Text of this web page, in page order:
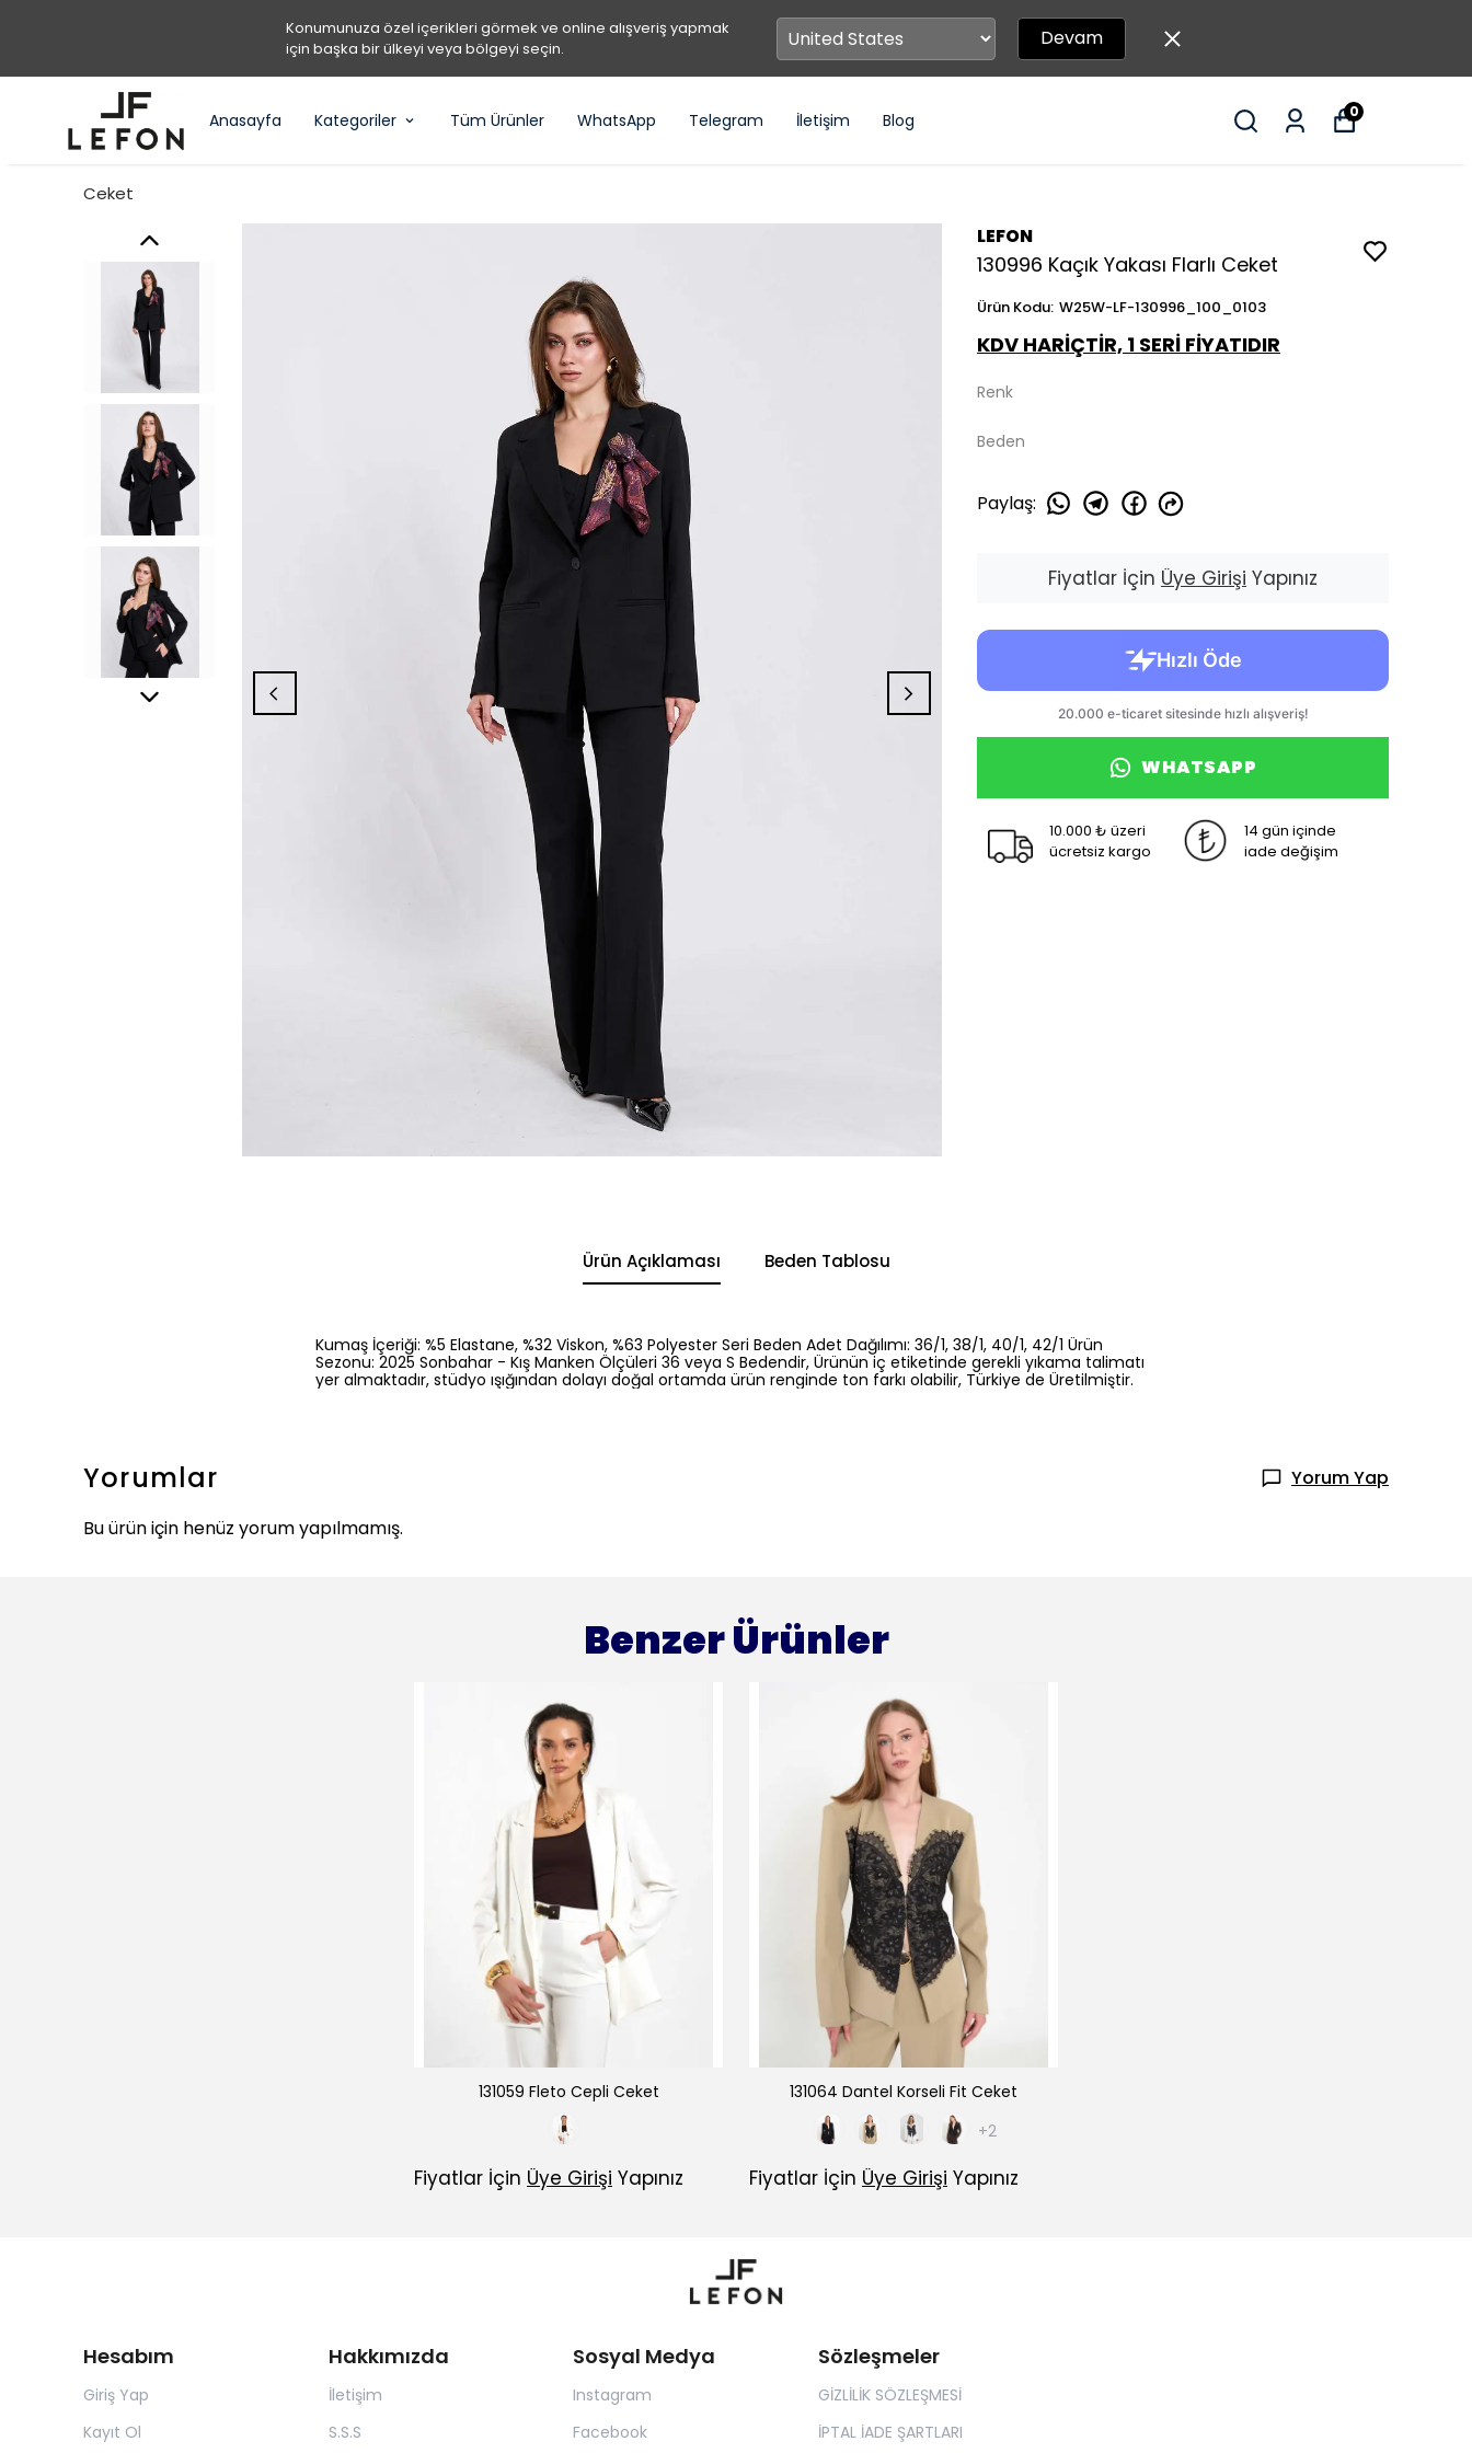
Konumunuza özel içerikleri görmek ve online alışveriş yapmak
için başka bir ülkeyi veya bölgeyi seçin.
Devam
Anasayfa Kategoriler Tüm Ürünler WhatsApp Telegram İletişim Blog 0
Ceket
LEFON
130996 Kaçık Yakası Flarlı Ceket
Ürün Kodu: W25W-LF-130996_100_0103
KDV HARİÇTİR, 1 SERİ FİYATIDIR
Renk
Beden
Paylaş:
Fiyatlar İçin Üye Girişi Yapınız
WHATSAPP
10.000 ₺ üzeri
ücretsiz kargo
14 gün içinde
iade değişim
Ürün Açıklaması Beden Tablosu
Kumaş İçeriği: %5 Elastane, %32 Viskon, %63 Polyester Seri Beden Adet Dağılımı: 36/1, 38/1, 40/1, 42/1 Ürün
Sezonu: 2025 Sonbahar - Kış Manken Ölçüleri 36 veya S Bedendir, Ürünün iç etiketinde gerekli yıkama talimatı
yer almaktadır, stüdyo ışığından dolayı doğal ortamda ürün renginde ton farkı olabilir, Türkiye de Üretilmiştir.
Yorumlar
Yorum Yap
Bu ürün için henüz yorum yapılmamış.
Benzer Ürünler
131059 Fleto Cepli Ceket
Fiyatlar İçin Üye Girişi Yapınız
131064 Dantel Korseli Fit Ceket
+2
Fiyatlar İçin Üye Girişi Yapınız
Hesabım
Giriş Yap
Kayıt Ol
Hakkımızda
İletişim
S.S.S
Sosyal Medya
Instagram
Facebook
Sözleşmeler
GİZLİLİK SÖZLEŞMESİ
İPTAL İADE ŞARTLARI